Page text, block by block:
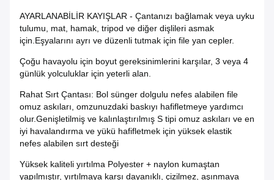
AYARLANABİLİR KAYIŞLAR - Çantanızı bağlamak veya uyku
tulumu, mat, hamak, tripod ve diğer dişlileri asmak
için.Eşyalarını ayrı ve düzenli tutmak için file yan cepler.
Çoğu havayolu için boyut gereksinimlerini karşılar, 3 veya 4
günlük yolculuklar için yeterli alan.
Rahat Sırt Çantası: Bol sünger dolgulu nefes alabilen file
omuz askıları, omzunuzdaki baskıyı hafifletmeye yardımcı
olur.Genişletilmiş ve kalınlaştırılmış S tipi omuz askıları ve en
iyi havalandırma ve yükü hafifletmek için yüksek elastik
nefes alabilen sırt desteği
Yüksek kaliteli yırtılma Polyester + naylon kumaştan
yapılmıştır, yırtılmaya karşı dayanıklı, çizilmez, aşınmaya